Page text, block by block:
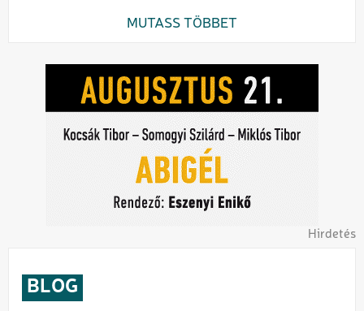
MUTASS TÖBBET
Hirdetés
BLOG